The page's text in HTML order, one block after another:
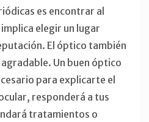
es encontrar al
elegir un lugar
El óptico también
Un buen óptico
para explicarte el
responderá a tus
tratamientos o